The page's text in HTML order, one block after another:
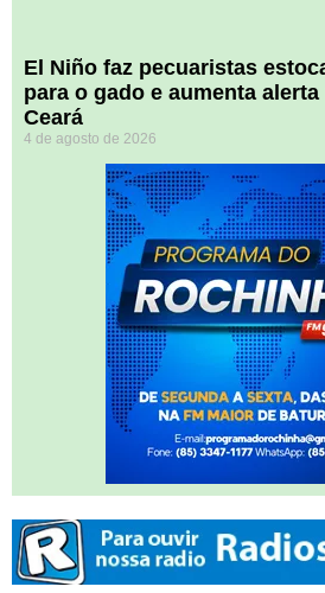
El Niño faz pecuaristas
para o gado e aumenta
Ceará
4 de agosto de 2026